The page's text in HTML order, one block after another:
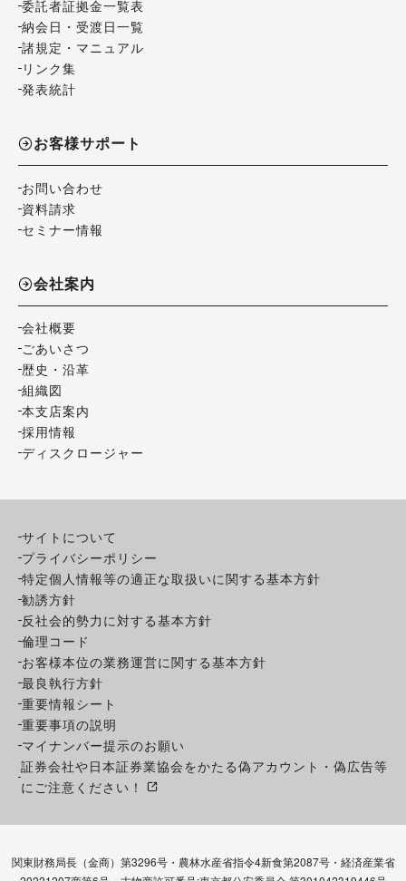
委託者証拠金一覧表
納会日・受渡日一覧
諸規定・マニュアル
リンク集
発表統計
お客様サポート
お問い合わせ
資料請求
セミナー情報
会社案内
会社概要
ごあいさつ
歴史・沿革
組織図
本支店案内
採用情報
ディスクロージャー
サイトについて
プライバシーポリシー
特定個人情報等の適正な取扱いに関する基本方針
勧誘方針
反社会的勢力に対する基本方針
倫理コード
お客様本位の業務運営に関する基本方針
最良執行方針
重要情報シート
重要事項の説明
マイナンバー提示のお願い
証券会社や日本証券業協会をかたる偽アカウント・偽広告等
にご注意ください！
関東財務局長（金商）第3296号・農林水産省指令4新食第2087号・経済産業省